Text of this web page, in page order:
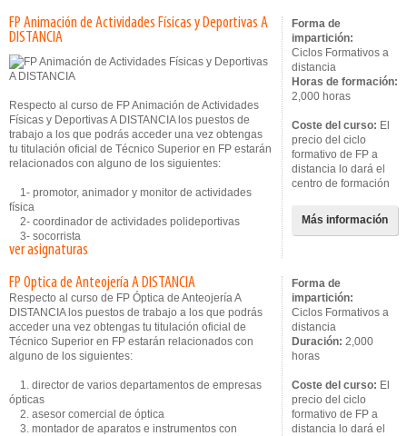
FP Animación de Actividades Físicas y Deportivas A
DISTANCIA
Respecto al curso de FP Animación de Actividades
Físicas y Deportivas A DISTANCIA los puestos de
trabajo a los que podrás acceder una vez obtengas
tu titulación oficial de Técnico Superior en FP estarán
relacionados con alguno de los siguientes:
1- promotor, animador y monitor de actividades
física
2- coordinador de actividades polideportivas
3- socorrista
ver asignaturas
Forma de
impartición:
Ciclos Formativos a
distancia
Horas de formación:
2,000 horas
Coste del curso: El
precio del ciclo
formativo de FP a
distancia lo dará el
centro de formación
Más información
FP Optica de Anteojería A DISTANCIA
Respecto al curso de FP Óptica de Anteojería A
DISTANCIA los puestos de trabajo a los que podrás
acceder una vez obtengas tu titulación oficial de
Técnico Superior en FP estarán relacionados con
alguno de los siguientes:
1. director de varios departamentos de empresas
ópticas
2. asesor comercial de óptica
3. montador de aparatos e instrumentos con
Forma de
impartición:
Ciclos Formativos a
distancia
Duración: 2,000
horas
Coste del curso: El
precio del ciclo
formativo de FP a
distancia lo dará el